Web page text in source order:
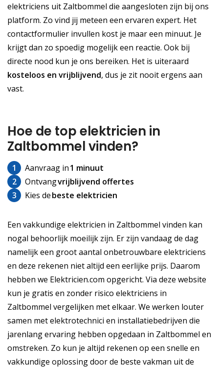
elektriciens uit Zaltbommel die aangesloten zijn bij ons
platform. Zo vind jij meteen een ervaren expert. Het
contactformulier invullen kost je maar een minuut. Je
krijgt dan zo spoedig mogelijk een reactie. Ook bij
directe nood kun je ons bereiken. Het is uiteraard
kosteloos en vrijblijvend, dus je zit nooit ergens aan
vast.
Hoe de top elektricien in
Zaltbommel vinden?
1 Aanvraag in1 minuut
2
Ontvangvrijblijvend offertes
3
Kies debeste elektricien
Een vakkundige elektricien in Zaltbommel vinden kan
nogal behoorlijk moeilijk zijn. Er zijn vandaag de dag
namelijk een groot aantal onbetrouwbare elektriciens
en deze rekenen niet altijd een eerlijke prijs. Daarom
hebben we Elektricien.com opgericht. Via deze website
kun je gratis en zonder risico elektriciens in
Zaltbommel vergelijken met elkaar. We werken louter
samen met elektrotechnici en installatiebedrijven die
jarenlang ervaring hebben opgedaan in Zaltbommel en
omstreken. Zo kun je altijd rekenen op een snelle en
vakkundige oplossing door de beste vakman uit de